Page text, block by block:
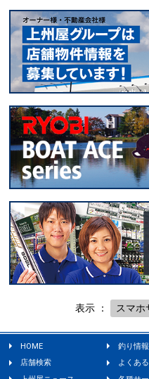
表示 ： スマホ
HOME 釣り情報
店舗検索
よくあ